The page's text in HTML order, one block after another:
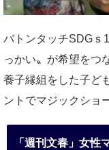
バトンタッチSDGｓ
っかい〟が希望をつ
養子縁組をした子ど
ントでマジックショ
「週刊文春」女性